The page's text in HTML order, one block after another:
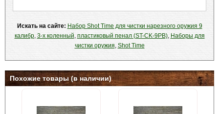
Искать на сайте: Набор Shot Time для чистки нарезного оружия 9
калибр, 3-х коленный, пластиковый пенал (ST-CK-9PB), Наборы для
чистки оружия, Shot Time
Похожие товары (в наличии)